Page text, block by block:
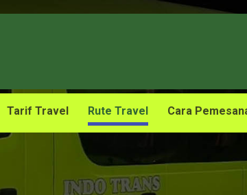
Tarif Travel Rute Travel Cara